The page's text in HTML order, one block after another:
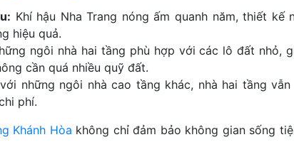
Khí hậu Nha Trang nóng ấm quanh năm, thiết
hiệu quả.
ngôi nhà hai tầng phù hợp với các lô đất nhỏ,
cần quá nhiều quỹ đất.
những ngôi nhà cao tầng khác, nhà hai tầng
phí.
Khánh Hòa không chỉ đảm bảo không gian sống